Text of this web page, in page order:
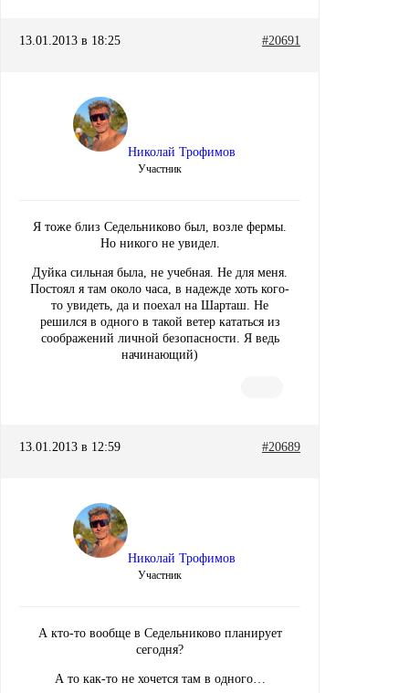
13.01.2013 в 18:25 #20691
Николай Трофимов
Участник
Я тоже близ Седельниково был, возле фермы.
Но никого не увидел.
Дуйка сильная была, не учебная. Не для меня.
Постоял я там около часа, в надежде хоть кого-
то увидеть, да и поехал на Шарташ. Не
решился в одного в такой ветер кататься из
соображений личной безопасности. Я ведь
начинающий)
13.01.2013 в 12:59 #20689
Николай Трофимов
Участник
А кто-то вообще в Седельниково планирует
сегодня?
А то как-то не хочется там в одного…